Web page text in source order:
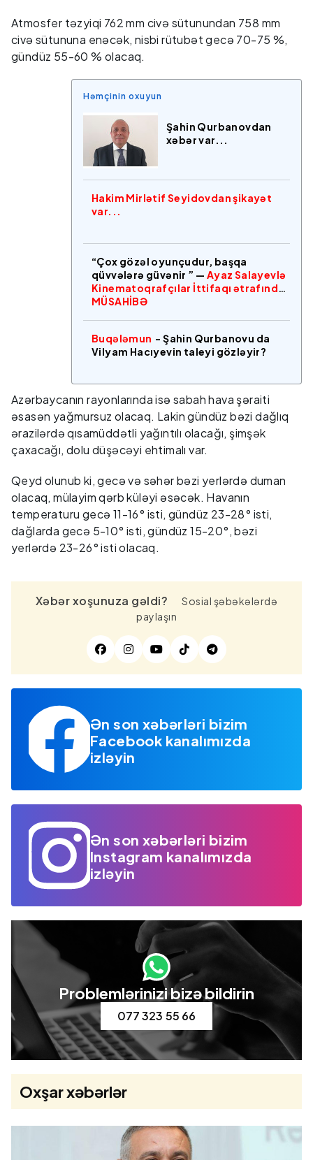
Atmosfer təzyiqi 762 mm civə sütunundan 758 mm
civə sütununa enəcək, nisbi rütubət gecə 70-75 %,
gündüz 55-60 % olacaq.
Həmçinin oxuyun
Şahin Qurbanovdan
xəbər var...
Hakim Mirlətif Seyidovdan şikayət
var...
“Çox gözəl oyunçudur, başqa
qüvvələrə güvənir ” — Ayaz Salayevlə
Kinematoqrafçılar İttifaqı ətrafında
MÜSAHİBƏ
Buqələmun - Şahin Qurbanovu da
Vilyam Hacıyevin taleyi gözləyir?
Azərbaycanın rayonlarında isə sabah hava şəraiti
əsasən yağmursuz olacaq. Lakin gündüz bəzi dağlıq
ərazilərdə qısamüddətli yağıntılı olacağı, şimşək
çaxacağı, dolu düşəcəyi ehtimalı var.
Qeyd olunub ki, gecə və səhər bəzi yerlərdə duman
olacaq, mülayim qərb küləyi əsəcək. Havanın
temperaturu gecə 11-16° isti, gündüz 23-28° isti,
dağlarda gecə 5-10° isti, gündüz 15-20°, bəzi
yerlərdə 23-26° isti olacaq.
Xəbər xoşunuza gəldi?
Sosial şəbəkələrdə
paylaşın
Ən son xəbərləri bizim
Facebook kanalımızda
izləyin
Ən son xəbərləri bizim
Instagram kanalımızda
izləyin
Problemlərinizi bizə bildirin
077 323 55 66
Oxşar xəbərlər